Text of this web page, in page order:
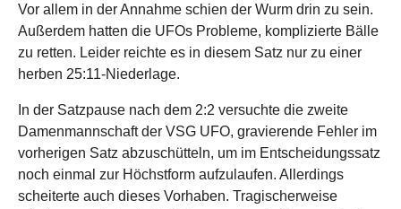
Vor allem in der Annahme schien der Wurm drin zu sein.
Außerdem hatten die UFOs Probleme, komplizierte Bälle
zu retten. Leider reichte es in diesem Satz nur zu einer
herben 25:11-Niederlage.
In der Satzpause nach dem 2:2 versuchte die zweite
Damenmannschaft der VSG UFO, gravierende Fehler im
vorherigen Satz abzuschütteln, um im Entscheidungssatz
noch einmal zur Höchstform aufzulaufen. Allerdings
scheiterte auch dieses Vorhaben. Tragischerweise